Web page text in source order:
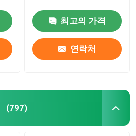
최고의 가격
연락처
(797)